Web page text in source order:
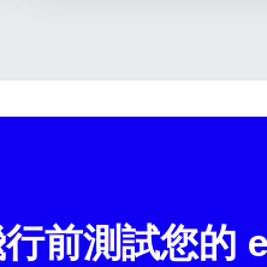
前測試您的